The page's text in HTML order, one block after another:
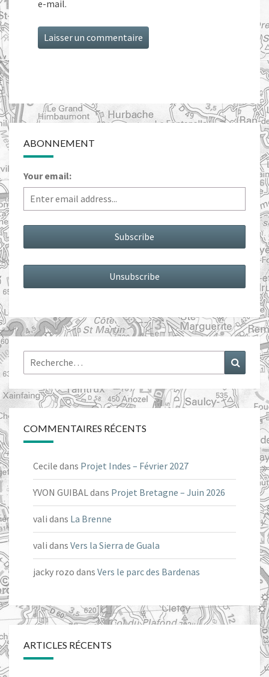
e-mail.
ABONNEMENT
Your email:
Rechercher :
COMMENTAIRES RÉCENTS
Cecile dans Projet Indes – Février 2027
YVON GUIBALdans Projet Bretagne – Juin 2026
vali dans La Brenne
vali dans Vers la Sierra de Guala
jacky rozo dans Vers le parc des Bardenas
ARTICLES RÉCENTS